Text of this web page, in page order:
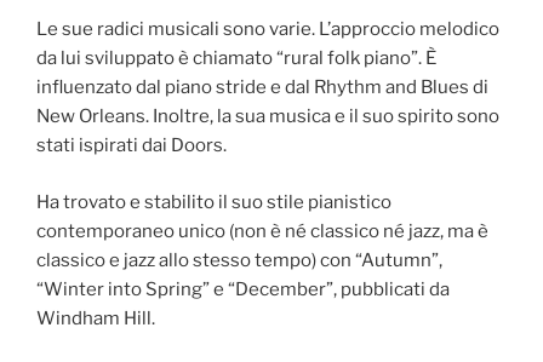
Le sue radici musicali sono varie. L’approccio melodico
da lui sviluppato è chiamato “rural folk piano”. È
influenzato dal piano stride e dal Rhythm and Blues di
New Orleans. Inoltre, la sua musica e il suo spirito sono
stati ispirati dai Doors.
Ha trovato e stabilito il suo stile pianistico
contemporaneo unico (non è né classico né jazz, ma è
classico e jazz allo stesso tempo) con “Autumn”,
“Winter into Spring” e “December”, pubblicati da
Windham Hill.